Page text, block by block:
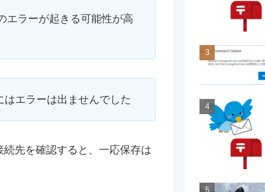
エラーが起きる可能性が高
エラーは出ませんでした
先を確認すると、一応保存は